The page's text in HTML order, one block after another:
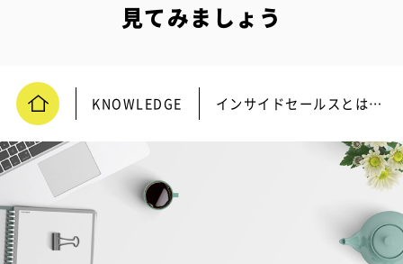
見てみましょう
KNOWLEDGE インサイドセールスとは？4つのTIPSから意味や注目される背景を見てみましょう